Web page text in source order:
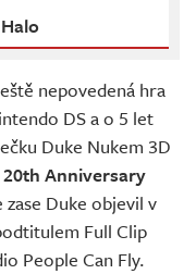
nepovedená hra
DS a o 5 let
Duke Nukem 3D
Anniversary
Duke objevil v
Full Clip
People Can Fly.